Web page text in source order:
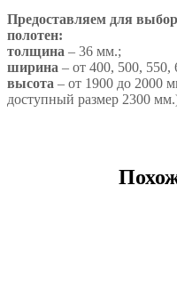
Предоставляем для
полотен:
толщина – 36 мм.;
ширина – от 400, 500, 550,
высота – от 1900 до 2000
доступный размер 2300